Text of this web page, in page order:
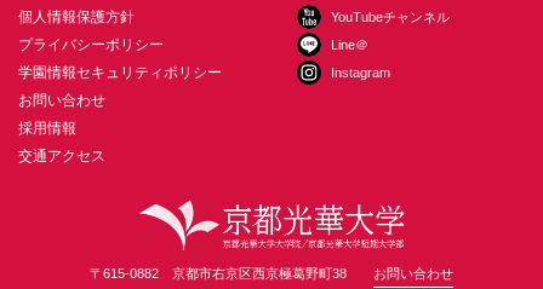
個人情報保護方針
プライバシーポリシー
学園情報セキュリティポリシー
お問い合わせ
採用情報
交通アクセス
YouTubeチャンネル
Line＠
Instagram
〒615-0882 京都市右京区西京極葛野町38 お問い合わせ